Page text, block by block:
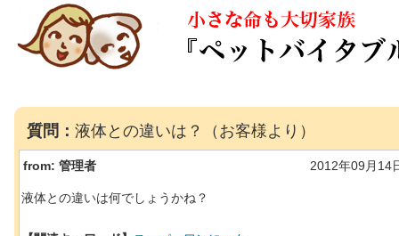
質問： 液体との違いは？（お客様より）
from: 管理者 2012年09月14
液体との違いは何でしょうかね？